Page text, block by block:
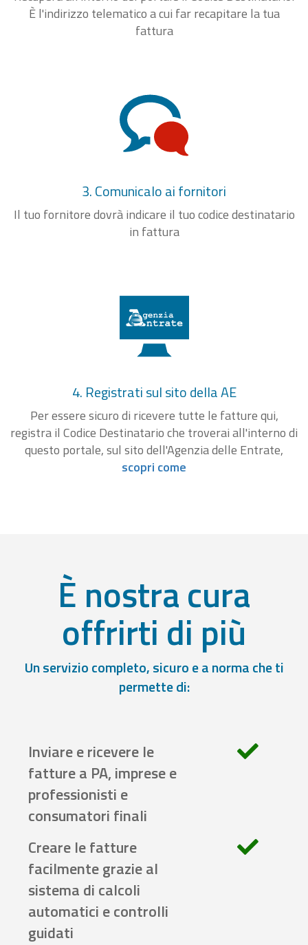
È l'indirizzo telematico a cui far recapitare la tua
fattura
3. Comunicalo ai fornitori
Il tuo fornitore dovrà indicare il tuo codice destinatario
in fattura
4. Registrati sul sito della AE
Per essere sicuro di ricevere tutte le fatture qui,
registra il Codice Destinatario che troverai all'interno di
questo portale, sul sito dell'Agenzia delle Entrate,
scopri come
È nostra cura
offrirti di più
Un servizio completo, sicuro e a norma che ti
permette di:
Inviare e ricevere le
fatture a PA, imprese e
professionisti e
consumatori finali
Creare le fatture
facilmente grazie al
sistema di calcoli
automatici e controlli
guidati